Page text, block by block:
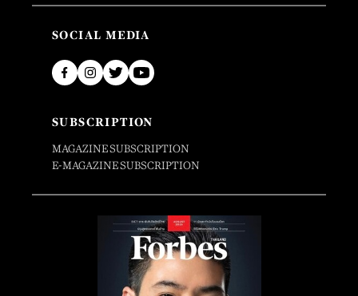
SOCIAL MEDIA
SUBSCRIPTION
MAGAZINE SUBSCRIPTION
E-MAGAZINE SUBSCRIPTION